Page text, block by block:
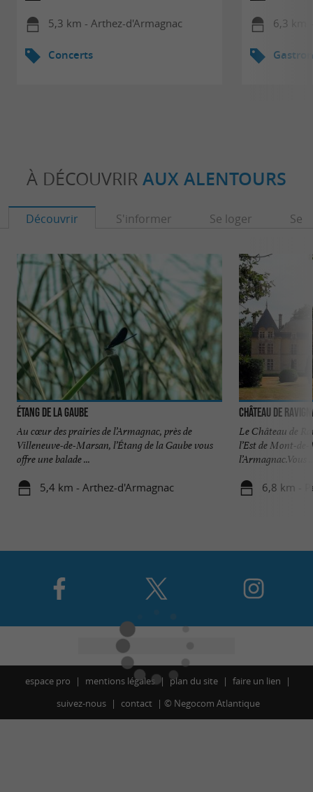
5,3 km - Arthez-d'Armagnac
Concerts
6,3 km
À DÉCOUVRIR AUX ALENTOURS
Découvrir S'informer Se loger Se
Étang de la Gaube
Au cœur des prairies de l’Armagnac, près de
Villeneuve-de-Marsan, l’Étang de la Gaube vous
offre une balade ...
5,4 km - Arthez-d'Armagnac
Château de
Le Château de
l’Est de Mont-
l’Armagnac.Vous
6,8 km -
espace pro mentions légales plan du site
faire un lien
suivez-nous
contact © Negocom Atlantique